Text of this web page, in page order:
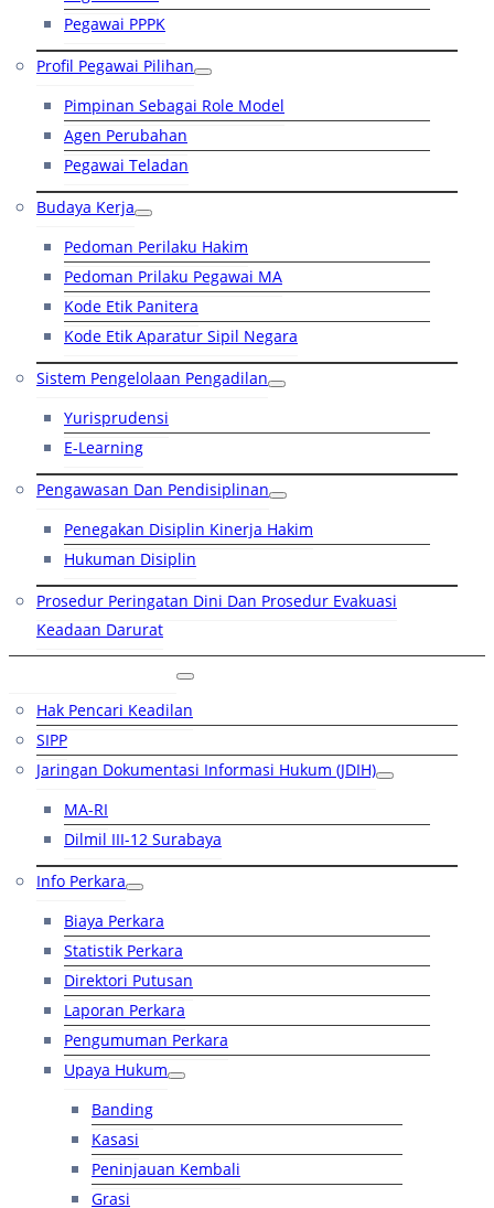
Pegawai PPPK
Profil Pegawai Pilihan
Pimpinan Sebagai Role Model
Agen Perubahan
Pegawai Teladan
Budaya Kerja
Pedoman Perilaku Hakim
Pedoman Prilaku Pegawai MA
Kode Etik Panitera
Kode Etik Aparatur Sipil Negara
Sistem Pengelolaan Pengadilan
Yurisprudensi
E-Learning
Pengawasan Dan Pendisiplinan
Penegakan Disiplin Kinerja Hakim
Hukuman Disiplin
Prosedur Peringatan Dini Dan Prosedur Evakuasi
Keadaan Darurat
Hak Pencari Keadilan
SIPP
Jaringan Dokumentasi Informasi Hukum (JDIH)
MA-RI
Dilmil III-12 Surabaya
Info Perkara
Biaya Perkara
Statistik Perkara
Direktori Putusan
Laporan Perkara
Pengumuman Perkara
Upaya Hukum
Banding
Kasasi
Peninjauan Kembali
Grasi